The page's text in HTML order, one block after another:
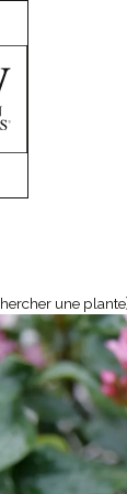
une plante